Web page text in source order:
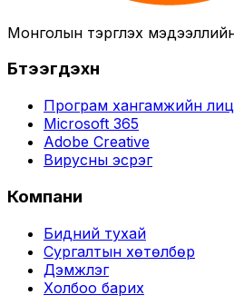
Монголын тэргүүлэх
Бүтээгдэхүүн
Програм хангамжийн
Microsoft 365
Adobe Creative
Вирусны эсрэг
Компани
Бидний тухай
Сургалтын хөтөлбөр
Дэмжлэг
Холбоо барих